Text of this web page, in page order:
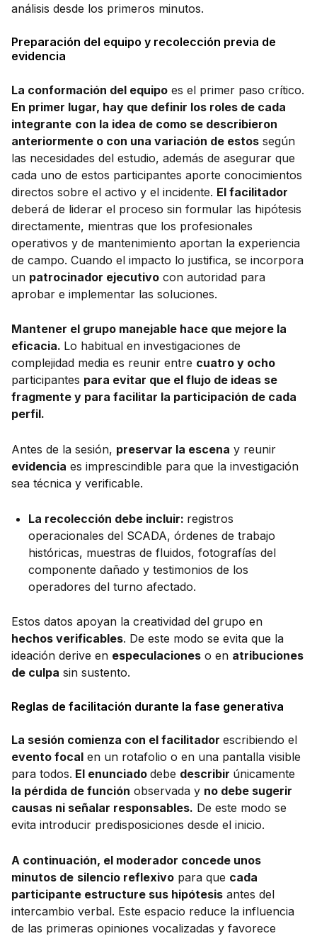
análisis desde los primeros minutos.
Preparación del equipo y recolección previa de
evidencia
La conformación del equipo es el primer paso crítico.
En primer lugar, hay que definir los roles de cada
integrante con la idea de como se describieron
anteriormente o con una variación de estos según
las necesidades del estudio, además de asegurar que
cada uno de estos participantes aporte conocimientos
directos sobre el activo y el incidente. El facilitador
deberá de liderar el proceso sin formular las hipótesis
directamente, mientras que los profesionales
operativos y de mantenimiento aportan la experiencia
de campo. Cuando el impacto lo justifica, se incorpora
un patrocinador ejecutivo con autoridad para
aprobar e implementar las soluciones.
Mantener el grupo manejable hace que mejore la
eficacia. Lo habitual en investigaciones de
complejidad media es reunir entre cuatro y ocho
participantes para evitar que el flujo de ideas se
fragmente y para facilitar la participación de cada
perfil.
Antes de la sesión, preservar la escena y reunir
evidencia es imprescindible para que la investigación
sea técnica y verificable.
La recolección debe incluir: registros
operacionales del SCADA, órdenes de trabajo
históricas, muestras de fluidos, fotografías del
componente dañado y testimonios de los
operadores del turno afectado.
Estos datos apoyan la creatividad del grupo en
hechos verificables. De este modo se evita que la
ideación derive en especulaciones o en atribuciones
de culpa sin sustento.
Reglas de facilitación durante la fase generativa
La sesión comienza con el facilitador escribiendo el
evento focal en un rotafolio o en una pantalla visible
para todos. El enunciado debe describir únicamente
la pérdida de función observada y no debe sugerir
causas ni señalar responsables. De este modo se
evita introducir predisposiciones desde el inicio.
A continuación, el moderador concede unos
minutos de silencio reflexivo para que cada
participante estructure sus hipótesis antes del
intercambio verbal. Este espacio reduce la influencia
de las primeras opiniones vocalizadas y favorece